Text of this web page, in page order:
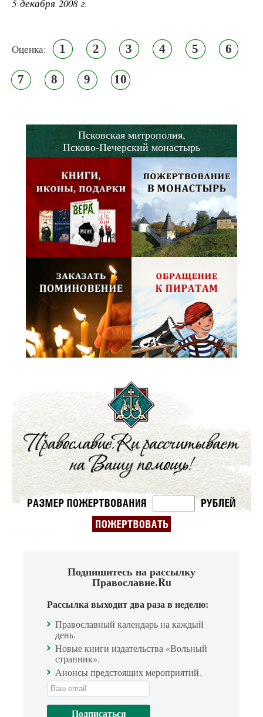
5 декабря 2008 г.
Оценка: 1 2 3 4 5 6
7 8 9 10
Псковская митрополия,
Псково-Печерский монастырь
Подпишитесь на рассылку
Православие.Ru
Рассылка выходит два раза в неделю:
Православный календарь на каждый
день.
Новые книги издательства «Вольный
странник».
Анонсы предстоящих мероприятий.